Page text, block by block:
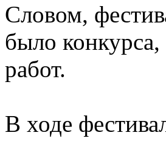
Словом,
было
работ.
В ходе